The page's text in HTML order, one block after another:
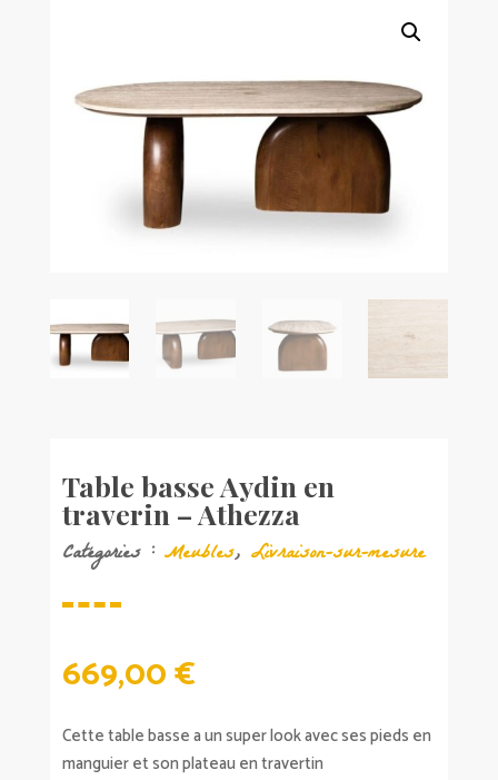
Table basse Aydin en
traverin – Athezza
Catégories : Meubles, Livraison-sur-mesure
669,00€
Cette table basse a un super look avec ses pieds en
manguier et son plateau en travertin